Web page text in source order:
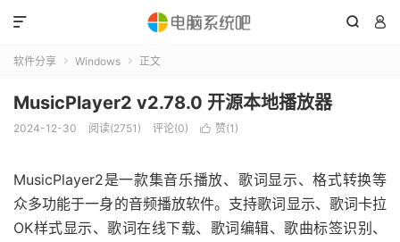
 

软件分享  Windows  正文
MusicPlayer2 v2.78.0 开源本地播放器
2024-12-30 阅读(2751) 评论(0)  赞(1 )
MusicPlayer2是一款集音乐播放、歌词显示、格式转换等
众多功能于一身的音频播放软件。支持歌词显示、歌词卡拉
OK样式显示、歌词在线下载、歌词编辑、歌曲标签识别、